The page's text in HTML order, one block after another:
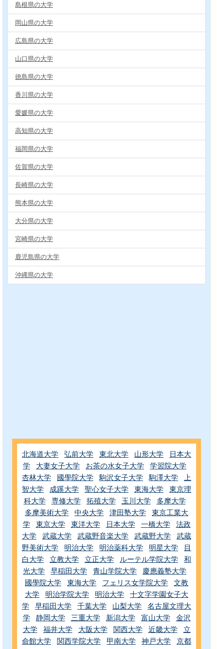
島根県の大学
岡山県の大学
広島県の大学
山口県の大学
徳島県の大学
香川県の大学
愛媛県の大学
高知県の大学
福岡県の大学
佐賀県の大学
長崎県の大学
熊本県の大学
大分県の大学
宮崎県の大学
鹿児島県の大学
沖縄県の大学
北海道大学 弘前大学 東北大学 山形大学
日本大
学
大妻女子大学 お茶の水女子大学
学習院大学
杏林大学
國學院大学 駒沢女子大学 駒澤大学
上
智大学
成蹊大学 聖心女子大学 東海大学
東京理
科大学
専修大学 拓殖大学 玉川大学
多摩大学
多摩美術大学
中央大学 津田塾大学
東京工業大
学
東京大学 東洋大学 日本大学 一橋大学
法政
大学
武蔵大学 武蔵野音楽大学 武蔵野大学
武蔵
野美術大学
明治大学 明治薬科大学 明星大学
目
白大学
立教大学 立正大学 ルーテル学院大学
和
光大学
早稲田大学 青山学院大学
慶應義塾大学
國學院大学
東海大学 フェリス女学院大学
文教
大学
明治学院大学 明治大学
十文字学園女子大
学
早稲田大学 千葉大学 山梨大学
名古屋文理大
学
静岡大学 三重大学 新潟大学 富山大学
金沢
大学
福井大学 大阪大学 関西大学 近畿大学
立
命館大学
関西学院大学 甲南大学 神戸大学
京都